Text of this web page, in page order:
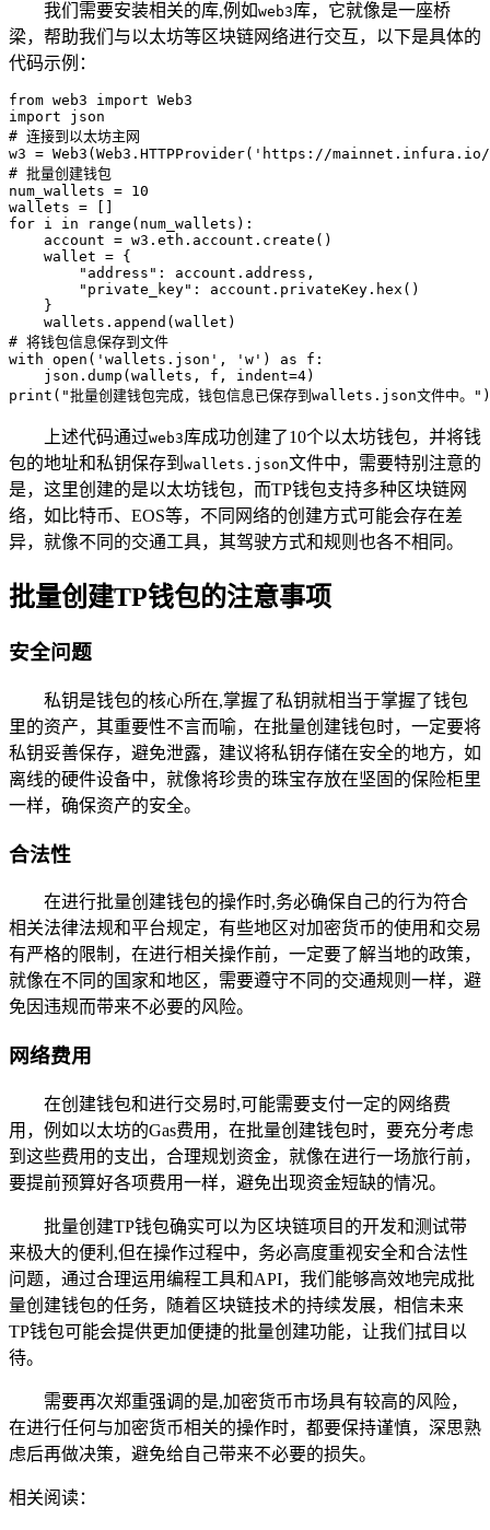
我们需要安装相关的库,例如web3库，它就像是一座桥
梁，帮助我们与以太坊等区块链网络进行交互，以下是具体的
代码示例：
from web3 import Web3
import json
# 连接到以太坊主网
w3 = Web3(Web3.HTTPProvider('https://mainnet.infura.io/v3/
# 批量创建钱包
num_wallets = 10
wallets = []
for i in range(num_wallets):
    account = w3.eth.account.create()
    wallet = {
        "address": account.address,
        "private_key": account.privateKey.hex()
    }
    wallets.append(wallet)
# 将钱包信息保存到文件
with open('wallets.json', 'w') as f:
    json.dump(wallets, f, indent=4)
print("批量创建钱包完成，钱包信息已保存到wallets.json文件中。")
上述代码通过web3库成功创建了10个以太坊钱包，并将钱
包的地址和私钥保存到 wallets.json文件中，需要特别注意的
是，这里创建的是以太坊钱包，而TP钱包支持多种区块链网
络，如比特币、EOS等，不同网络的创建方式可能会存在差
异，就像不同的交通工具，其驾驶方式和规则也各不相同。
批量创建TP钱包的注意事项
安全问题
私钥是钱包的核心所在,掌握了私钥就相当于掌握了钱包
里的资产，其重要性不言而喻，在批量创建钱包时，一定要将
私钥妥善保存，避免泄露，建议将私钥存储在安全的地方，如
离线的硬件设备中，就像将珍贵的珠宝存放在坚固的保险柜里
一样，确保资产的安全。
合法性
在进行批量创建钱包的操作时,务必确保自己的行为符合
相关法律法规和平台规定，有些地区对加密货币的使用和交易
有严格的限制，在进行相关操作前，一定要了解当地的政策，
就像在不同的国家和地区，需要遵守不同的交通规则一样，避
免因违规而带来不必要的风险。
网络费用
在创建钱包和进行交易时,可能需要支付一定的网络费
用，例如以太坊的Gas费用，在批量创建钱包时，要充分考虑
到这些费用的支出，合理规划资金，就像在进行一场旅行前，
要提前预算好各项费用一样，避免出现资金短缺的情况。
批量创建TP钱包确实可以为区块链项目的开发和测试带
来极大的便利,但在操作过程中，务必高度重视安全和合法性
问题，通过合理运用编程工具和API，我们能够高效地完成批
量创建钱包的任务，随着区块链技术的持续发展，相信未来
TP钱包可能会提供更加便捷的批量创建功能，让我们拭目以
待。
需要再次郑重强调的是,加密货币市场具有较高的风险，
在进行任何与加密货币相关的操作时，都要保持谨慎，深思熟
虑后再做决策，避免给自己带来不必要的损失。
相关阅读：